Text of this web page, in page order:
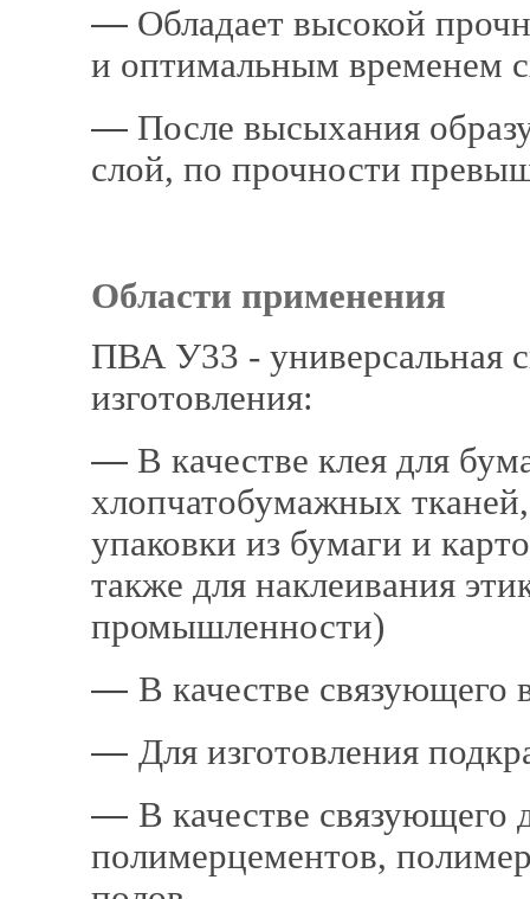
― Обладает высокой
и оптимальным временем
― После высыхания
слой, по прочности
Области
ПВА У33 - универсальная
изготовления:
― В качестве клея для
хлопчато­бумажных
упаковки из бумаги и
также для наклеивания
промышленности)
― В качестве связующего
― Для изготовления
― В качестве связую­щего
полимерцементов,